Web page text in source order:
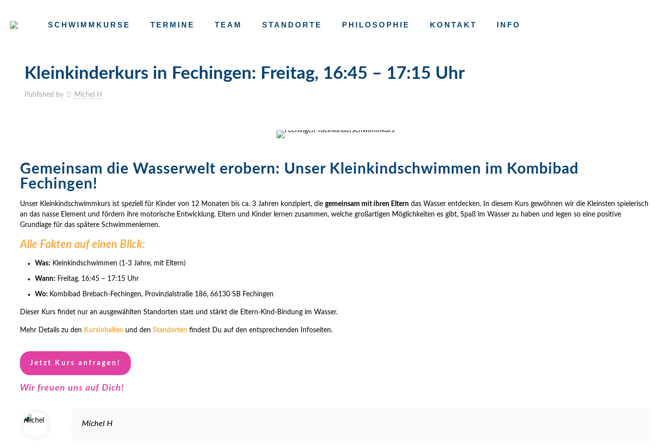
SCHWIMMKURSE TERMINE TEAM STANDORTE PHILOSOPHIE KONTAKT INFO
Kleinkinderkurs in Fechingen: Freitag, 16:45 – 17:15 Uhr
Published by Michel H
Gemeinsam die Wasserwelt erobern: Unser Kleinkindschwimmen im Kombibad
Fechingen!
Unser Kleinkindschwimmkurs ist speziell für Kinder von 12 Monaten bis ca. 3 Jahren konzipiert, die gemeinsam mit ihren Elterndas Wasser entdecken. In diesem Kurs gewöhnen wir die Kleinsten spielerisch
an das nasse Element und fördern ihre motorische Entwicklung. Eltern und Kinder lernen zusammen, welche großartigen Möglichkeiten es gibt, Spaß im Wasser zu haben und legen so eine positive
Grundlage für das spätere Schwimmenlernen.
Alle Fakten auf einen Blick:
Was: Kleinkindschwimmen (1-3 Jahre, mit Eltern)
Wann: Freitag, 16:45 – 17:15 Uhr
Wo: Kombibad Brebach-Fechingen, Provinzialstraße 186, 66130 SB Fechingen
Dieser Kurs findet nur an ausgewählten Standorten statt und stärkt die Eltern-Kind-Bindung im Wasser.
Mehr Details zu den Kursinhalten und den Standorten findest Du auf den entsprechenden Infoseiten.
Jetzt Kurs anfragen!
Wir freuen uns auf Dich!
Michel H